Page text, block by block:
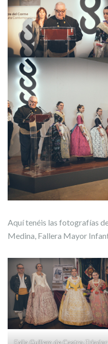
Aquí tenéis las fotografías
Medina, Fallera Mayor